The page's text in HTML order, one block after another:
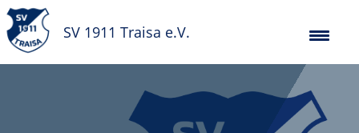
SV 1911 Traisa e.V.